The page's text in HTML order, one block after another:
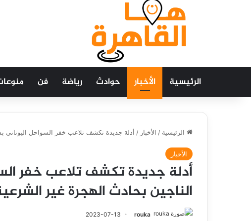
الرئيسية الأخبار حوادث رياضة فن
الرئيسية / الأخبار / أدلة جديدة تكشف تلاعب خفر السواحل اليوناني
الأخبار
أدلة جديدة تكشف تلاعب خفر
الناجين بحادث الهجرة غير
rouka
2023-07-13